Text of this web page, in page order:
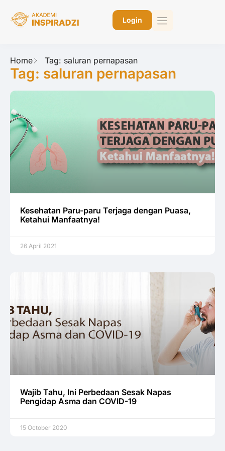
Login
Home Tag: saluran pernapasan
Tag: saluran pernapasan
Kesehatan Paru-paru Terjaga dengan Puasa,
Ketahui Manfaatnya!
26 April 2021
Wajib Tahu, Ini Perbedaan Sesak Napas
Pengidap Asma dan COVID-19
15 October 2020